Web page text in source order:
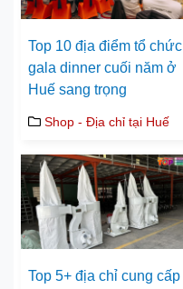
Top 10 địa điểm tổ chức
gala dinner cuối năm ở
Huế sang trọng
Shop - Địa chỉ tại Huế
Top 5+ địa chỉ cung cấp